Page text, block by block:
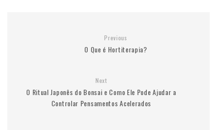
Previous
O Que é Hortiterapia?
Next
O Ritual Japonês do Bonsai e Como Ele Pode Ajudar a
Controlar Pensamentos Acelerados